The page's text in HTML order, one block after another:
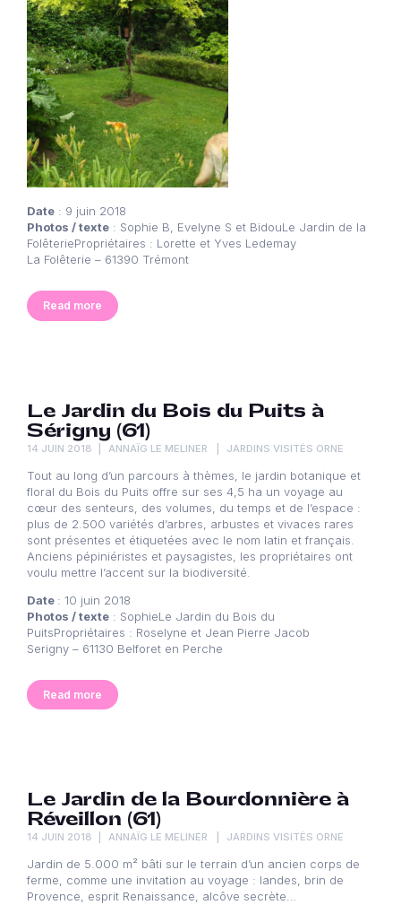
Date : 9 juin 2018
Photos / texte : Sophie B, Evelyne S et BidouLe Jardin de la
FolêteriePropriétaires : Lorette et Yves Ledemay
La Folêterie – 61390 Trémont
Read more
Le Jardin du Bois du Puits à
Sérigny (61)
14 JUIN 2018 ANNAÏG LE MELINER JARDINS VISITÉS ORNE
Tout au long d’un parcours à thèmes, le jardin botanique et
floral du Bois du Puits offre sur ses 4,5 ha un voyage au
cœur des senteurs, des volumes, du temps et de l’espace :
plus de 2.500 variétés d’arbres, arbustes et vivaces rares
sont présentes et étiquetées avec le nom latin et français.
Anciens pépiniéristes et paysagistes, les propriétaires ont
voulu mettre l’accent sur la biodiversité.
Date : 10 juin 2018
Photos / texte : SophieLe Jardin du Bois du
PuitsPropriétaires : Roselyne et Jean Pierre Jacob
Serigny – 61130 Belforet en Perche
Read more
Le Jardin de la Bourdonnière à
Réveillon (61)
14 JUIN 2018 ANNAÏG LE MELINER JARDINS VISITÉS ORNE
Jardin de 5.000 m² bâti sur le terrain d’un ancien corps de
ferme, comme une invitation au voyage : landes, brin de
Provence, esprit Renaissance, alcôve secrète…